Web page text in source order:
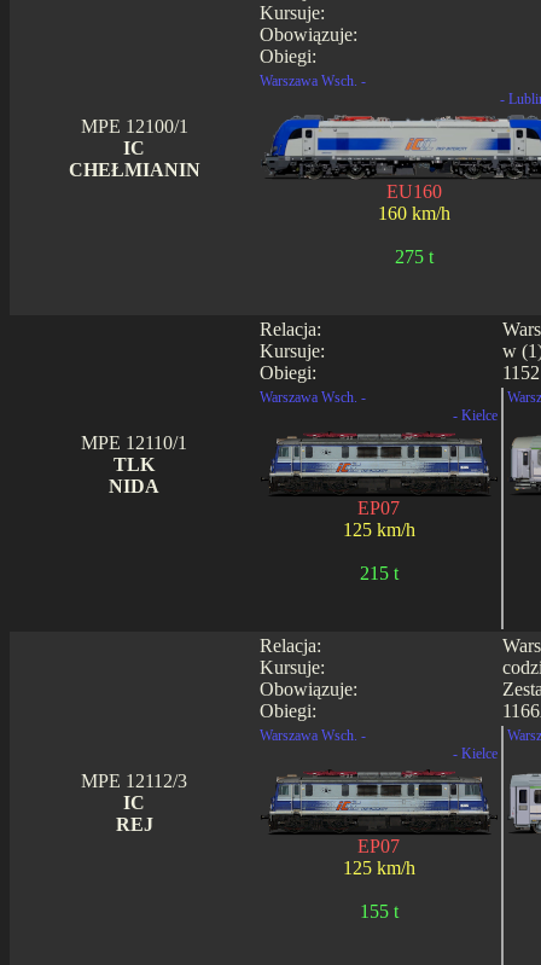
Kursuje:
Obowiązuje:
Obiegi:
MPE 12100/1
IC
CHEŁMIANIN
Warszawa Wsch. -
-
EU160
160 km/h
275 t
Relacja:
Kursuje:
Obiegi:
w
MPE 12110/1
TLK
NIDA
Warszawa Wsch. -
- Kielce
EP07
125 km/h
215 t
Relacja:
Kursuje:
Obowiązuje:
Obiegi:
MPE 12112/3
IC
REJ
Warszawa Wsch. -
- Kielce
EP07
125 km/h
155 t